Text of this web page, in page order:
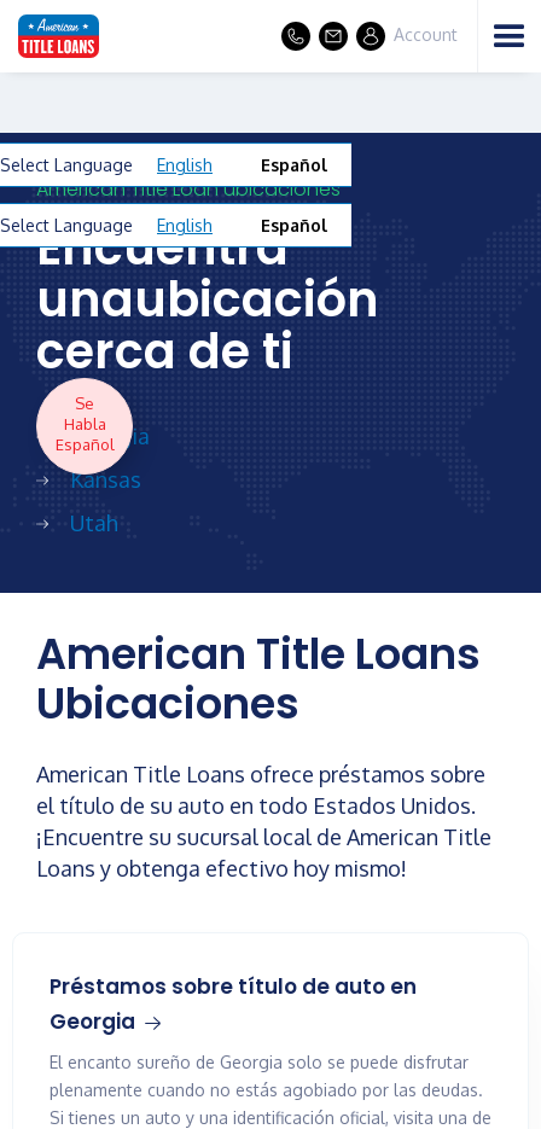
Select Language English Español
Account
Select Language English Español
American Title Loan ubicaciones
Encuentra
unaubicación
cerca de ti
Se
Habla
Español
Georgia
Kansas
Utah
American Title Loans
Ubicaciones
American Title Loans ofrece préstamos sobre
el título de su auto en todo Estados Unidos.
¡Encuentre su sucursal local de American Title
Loans y obtenga efectivo hoy mismo!
Préstamos sobre título de auto en
Georgia
El encanto sureño de Georgia solo se puede disfrutar
plenamente cuando no estás agobiado por las deudas.
Si tienes un auto y una identificación oficial, visita una de